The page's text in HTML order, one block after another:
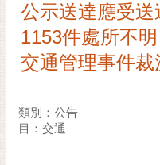
精彩府城
市府動態
主題服務
公示送達應受
1153件處所不
交通管理事件裁
類別：公告
目：交通